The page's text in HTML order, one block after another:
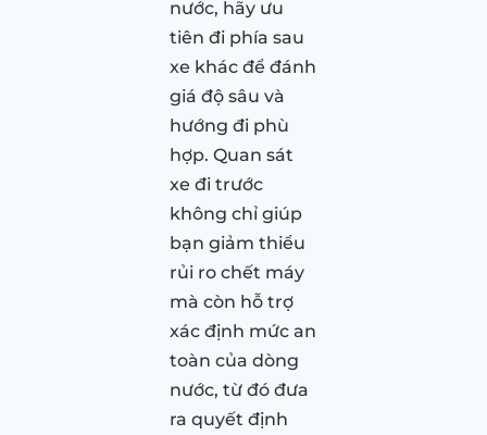
nước, hãy ưu
tiên đi phía sau
xe khác để đánh
giá độ sâu và
hướng đi phù
hợp. Quan sát
xe đi trước
không chỉ giúp
bạn giảm thiểu
rủi ro chết máy
mà còn hỗ trợ
xác định mức an
toàn của dòng
nước, từ đó đưa
ra quyết định